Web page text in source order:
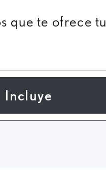
que te ofrece tu
Incluye